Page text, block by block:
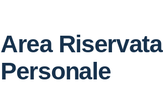
Area Riservata
Personale